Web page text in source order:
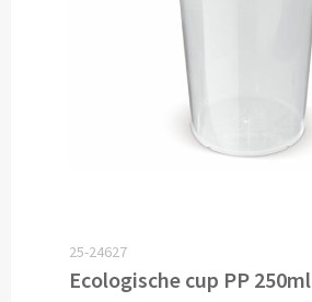
Snoepblikken bedrukken
Alle snoep artikelen
25-24627
Ecologische cup PP 250ml